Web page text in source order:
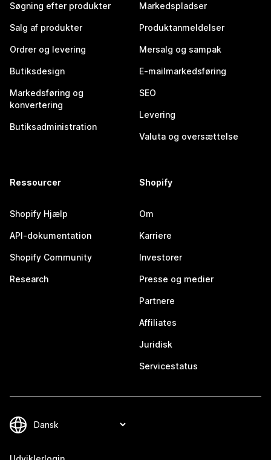
Søgning efter produkter
Salg af produkter
Ordrer og levering
Butiksdesign
Markedsføring og
konvertering
Butiksadministration
Markedspladser
Produktanmeldelser
Mersalg og sampak
E-mailmarkedsføring
SEO
Levering
Valuta og oversættelse
Ressourcer
Shopify Hjælp
API-dokumentation
Shopify Community
Research
Shopify
Om
Karriere
Investorer
Presse og medier
Partnere
Affiliates
Juridisk
Servicestatus